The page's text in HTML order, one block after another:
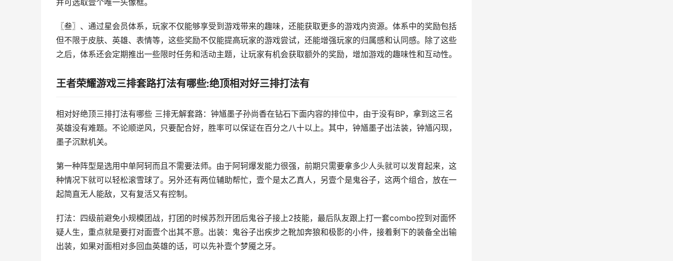
并可选取壹个唯一头像框。
〖叁〗、通过星会员体系，玩家不仅能够享受到游戏带来的趣味，还能获取更多的游戏内资源。体系中的奖励包括
但不限于皮肤、英雄、表情等，这些奖励不仅能提高玩家的游戏尝试，还能增强玩家的归属感和认同感。除了这些
之后，体系还会定期推出一些限时任务和活动主题，让玩家有机会获取额外的奖励，增加游戏的趣味性和互动性。
王者荣耀游戏三排套路打法有哪些:绝顶相对好三排打法有
相对好绝顶三排打法有哪些 三排无解套路：钟馗墨子孙尚香在钻石下面内容的排位中，由于没有BP，拿到这三名
英雄没有难题。不论顺逆风，只要配合好，胜率可以保证在百分之八十以上。其中，钟馗墨子出法装，钟馗闪现，
墨子沉默机关。
第一种阵型是选用中单阿轲而且不需要法师。由于阿轲爆发能力很强，前期只需要拿多少人头就可以发育起来，这
种情况下就可以轻松滚雪球了。另外还有两位辅助帮忙，壹个是太乙真人，另壹个是鬼谷子，这两个组合，放在一
起简直无人能敌，又有复活又有控制。
打法：四级前避免小规模团战，打团的时候苏烈开团后鬼谷子接上2技能，最后队友跟上打一套combo控到对面怀
疑人生，重点就是要打对面壹个出其不意。出装：鬼谷子出疾步之靴加奔狼和极影的小件，接着剩下的装备全出输
出装，如果对面相对多回血英雄的话，可以先补壹个梦魇之牙。